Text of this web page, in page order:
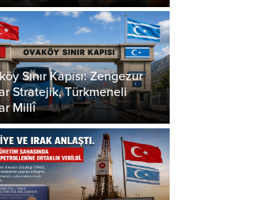
Sınır Kapısı: Zengezur
Stratejik, Türkmeneli
Millî